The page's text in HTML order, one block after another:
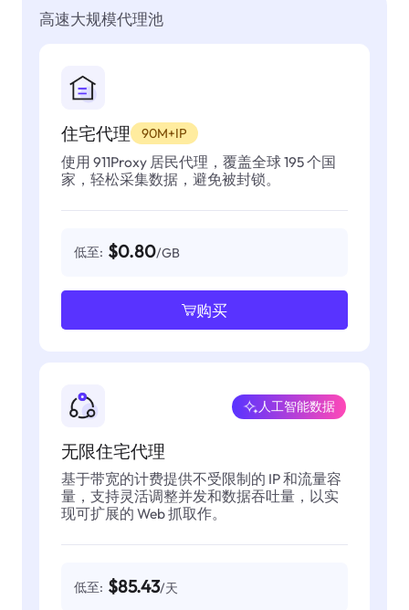
高速大规模代理池
住宅代理 90M+IP
使用 911Proxy 居民代理，覆盖全球 195 个国
家，轻松采集数据，避免被封锁。
低至: $0.80/GB
购买
无限住宅代理
人工智能数据
基于带宽的计费提供不受限制的 IP 和流量容
量，支持灵活调整并发和数据吞吐量，以实
现可扩展的 Web 抓取作。
低至: $85.43/天